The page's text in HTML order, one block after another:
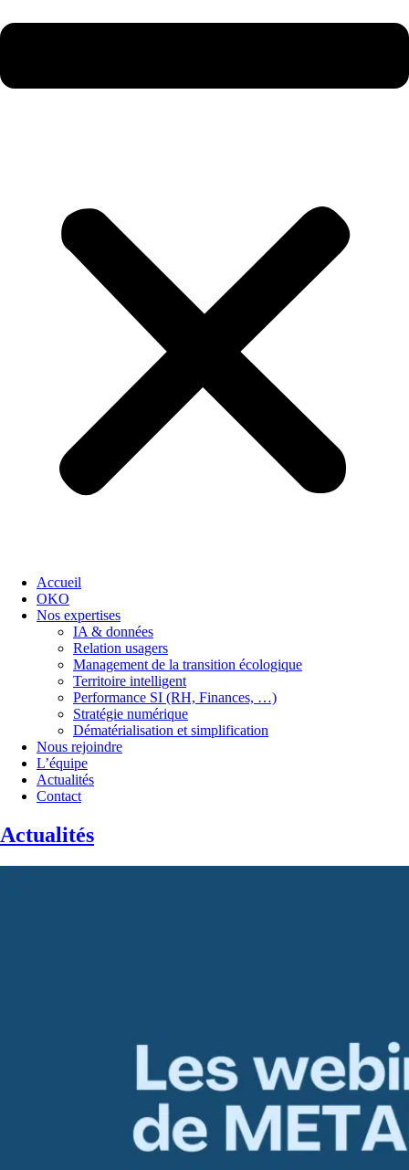
Accueil
OKO
Nos expertises
IA & données
Relation usagers
Management de la transition écologique
Territoire intelligent
Performance SI (RH, Finances, …)
Stratégie numérique
Dématérialisation et simplification
Nous rejoindre
L’équipe
Actualités
Contact
Actualités